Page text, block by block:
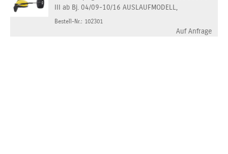
III ab Bj. 04/09-10/16 AUSLAUFMODELL,
Bestell-Nr.: 102301
Auf Anfrage